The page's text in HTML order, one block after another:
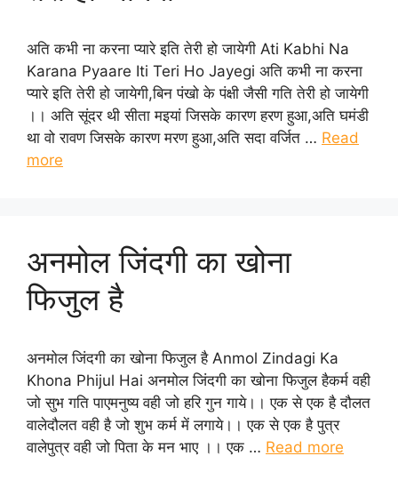
अति कभी ना करना प्यारे इति तेरी हो जायेगी Ati Kabhi Na
Karana Pyaare Iti Teri Ho Jayegi अति कभी ना करना
प्यारे इति तेरी हो जायेगी,बिन पंखो के पंक्षी जैसी गति तेरी हो जायेगी
।। अति सूंदर थी सीता मइयां जिसके कारण हरण हुआ,अति घमंडी
था वो रावण जिसके कारण मरण हुआ,अति सदा वर्जित … Read
more
अनमोल जिंदगी का खोना
फिजुल है
अनमोल जिंदगी का खोना फिजुल है Anmol Zindagi Ka
Khona Phijul Hai अनमोल जिंदगी का खोना फिजुल हैकर्म वही
जो सुभ गति पाएमनुष्य वही जो हरि गुन गाये।। एक से एक है दौलत
वालेदौलत वही है जो शुभ कर्म में लगाये।। एक से एक है पुत्र
वालेपुत्र वही जो पिता के मन भाए ।। एक … Read more